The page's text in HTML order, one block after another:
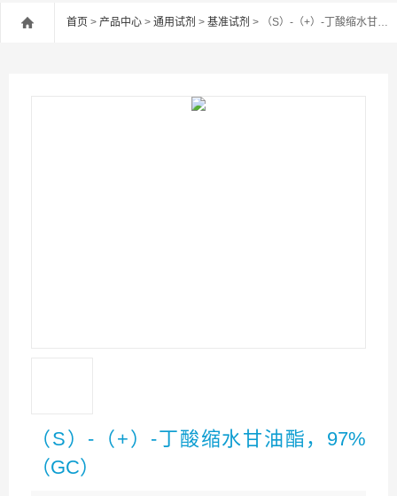
首页 > 产品中心 > 通用试剂 > 基准试剂 > （S）-（+）-丁酸缩水甘油酯，97%（GC）
（S）-（+）-丁酸缩水甘油酯，97%
（GC）